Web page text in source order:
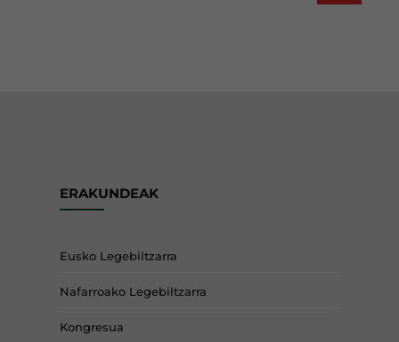
ERAKUNDEAK
Eusko Legebiltzarra
Nafarroako Legebiltzarra
Kongresua